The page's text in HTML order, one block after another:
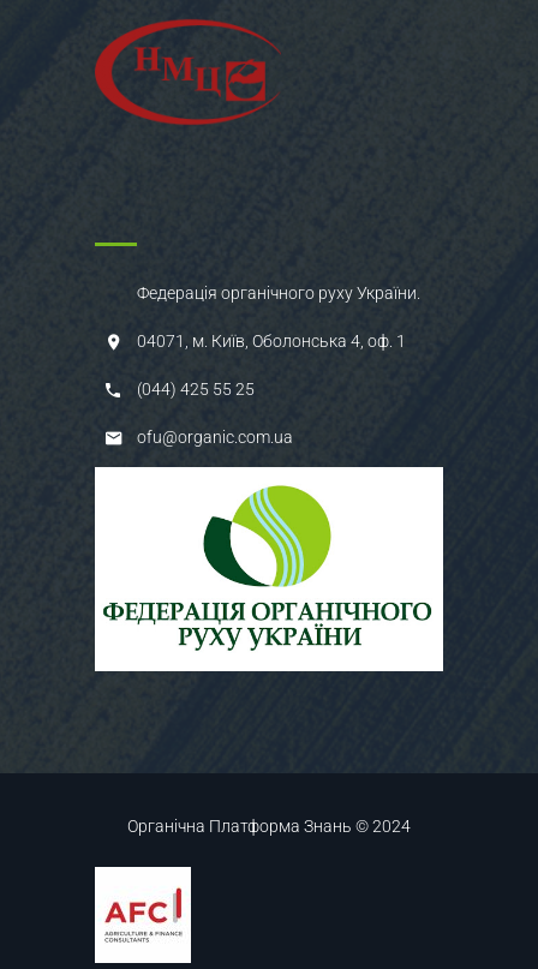
Федерація органічного руху України.
04071, м. Київ, Оболонська 4, оф. 1
(044) 425 55 25
ofu@organic.com.ua
Органічна Платформа Знань © 2024